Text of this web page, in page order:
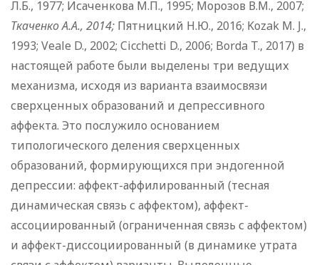
Л.Б., 1977; Исаченкова М.П., 1995; Морозов В.М., 2007;
Ткаченко А.А., 2014; Пятницкий Н.Ю., 2016; Kozak M. J.,
1993; Veale D., 2002; Cicchetti D., 2006; Borda T., 2017) в
настоящей работе были выделены три ведущих
механизма, исходя из варианта взаимосвязи
сверхценных образований и депрессивного
аффекта. Это послужило основанием
типологического деления сверхценных
образований, формирующихся при эндогенной
депрессии: аффект-аффилированный (тесная
динамическая связь с аффектом), аффект-
ассоциированный (ограниченная связь с аффектом)
и аффект-диссоциированный (в динамике утрата